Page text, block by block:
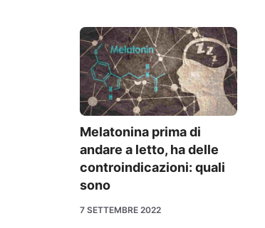
Melatonina prima di
andare a letto, ha delle
controindicazioni: quali
sono
7 SETTEMBRE 2022